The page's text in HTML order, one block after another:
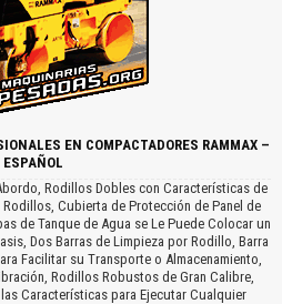
EN COMPACTADORES RAMMAX –
ESPAÑOL
Rodillos Dobles con Características de
Cubierta de Protección de Panel de
de Tanque de Agua se Le Puede Colocar un
Dos Barras de Limpieza por Rodillo, Barra
Facilitar su Transporte o Almacenamiento,
Rodillos Robustos de Gran Calibre,
Características para Ejecutar Cualquier